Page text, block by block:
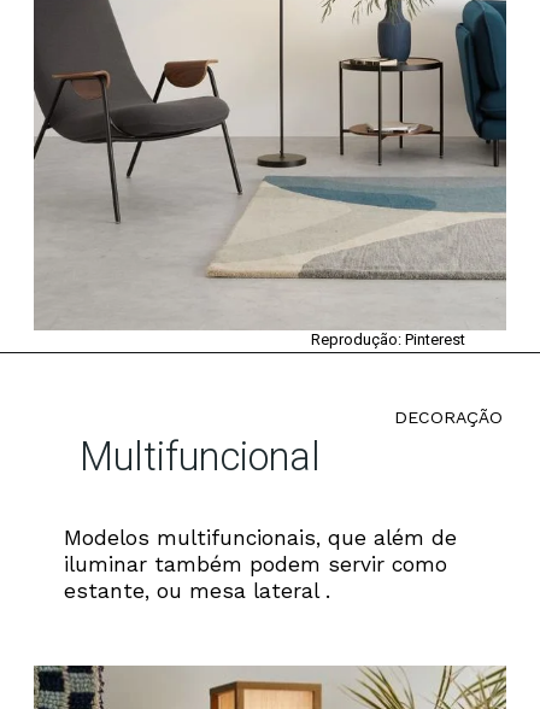
Reprodução: Pinterest
Modelos multifuncionais, que além de
iluminar também podem servir como
estante, ou mesa lateral .
Multifuncional
DECORAÇÃO